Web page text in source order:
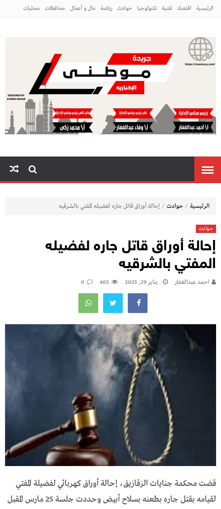
الرئيسية اقتصاد تقنية تكنولوجيا حوادث رياضة مال و أعمال محافظات محليات
الرئيسية ⁄ حوادث ⁄ إحالة أوراق قاتل جاره لفضيله المفتي بالشرقيه
حوادث
إحالة أوراق قاتل جاره لفضيله
المفتي بالشرقيه
احمد عبدالغفار يناير 29, 2025 405
0
قضت محكمة جنايات الزقازيق، إحالة أوراق كهربائي لفضيلة المفتي
لقيامه بقتل جاره بطعنه بسلاح أبيض وحددت جلسة 25 مارس المقبل